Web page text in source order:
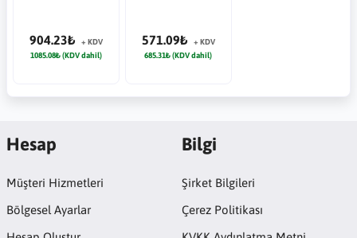
904.23₺
+ KDV
1085.08₺ (KDV dahil)
571.09₺
+ KDV
685.31₺ (KDV dahil)
Hesap
Müşteri Hizmetleri
Bölgesel Ayarlar
Bilgi
Şirket Bilgileri
Çerez Politikası